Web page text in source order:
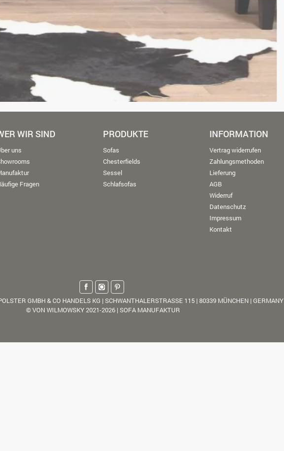
WIR SIND
uns
Fragen
PRODUKTE
Sofas
Chesterfields
Sessel
Schlafsofas
INFORMATION
Vertrag widerrufen
Zahlungsmethoden
Lieferung
AGB
Widerruf
Datenschutz
Impressum
Kontakt
GMBH & CO HANDELS KG | SCHWANTHALERSTRASSE 115 | 80339 MÜNCHEN | GERMANY
© VON WILMOWSKY 2021-2026 | SOFA MANUFAKTUR